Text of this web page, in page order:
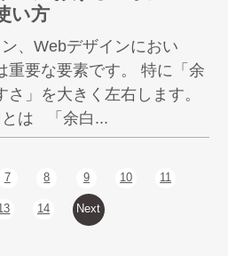
い方
、Webデザインにおい
重要な要素です。 特に「余
さ」を大きく左右します。
とは 「余白...
7 8 9 10 11
14 Next